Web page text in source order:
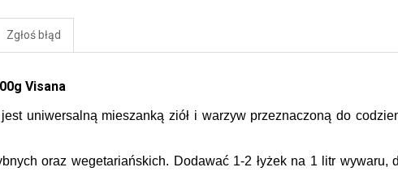
Zgłoś błąd
Visana
uniwersalną mieszanką ziół i warzyw przeznaczoną do
oraz wegetariańskich. Dodawać 1-2 łyżek na 1 litr wywaru,